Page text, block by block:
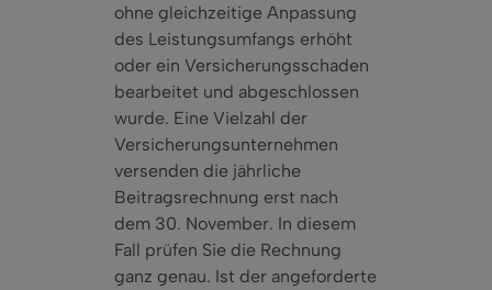
ohne gleichzeitige Anpassung
des Leistungsumfangs erhöht
oder ein Versicherungsschaden
bearbeitet und abgeschlossen
wurde. Eine Vielzahl der
Versicherungsunternehmen
versenden die jährliche
Beitragsrechnung erst nach
dem 30. November. In diesem
Fall prüfen Sie die Rechnung
ganz genau. Ist der angeforderte